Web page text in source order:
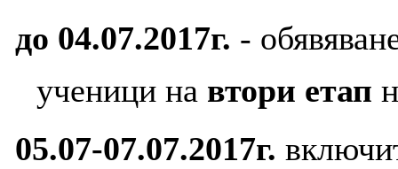
до 04.07.2017г. -
ученици на втори етап
05.07-07.07.2017г.